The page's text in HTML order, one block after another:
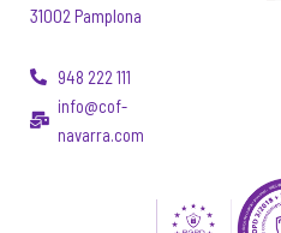
31002 Pamplona
948 222 111
info@cof-
navarra.com